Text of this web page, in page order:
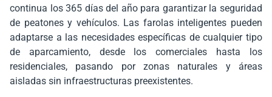
continua los 365 días del año para garantizar la seguridad
de peatones y vehículos. Las farolas inteligentes pueden
adaptarse a las necesidades específicas de cualquier tipo
de aparcamiento, desde los comerciales hasta los
residenciales, pasando por zonas naturales y áreas
aisladas sin infraestructuras preexistentes.